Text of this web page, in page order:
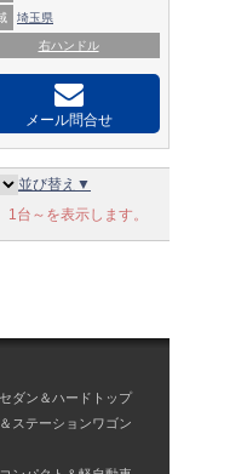
埼玉県
右ハンドル
メール問合せ
並び替え▼
台～を表示します。
セダン＆ハードトップ
ステーションワゴン